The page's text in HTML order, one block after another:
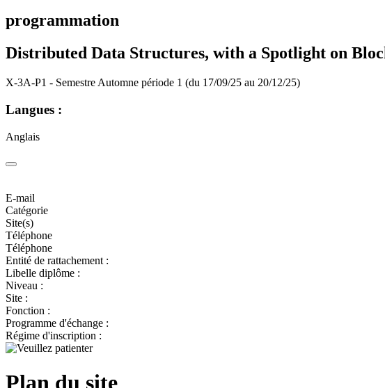
programmation
Distributed Data Structures, with a Spotlight on
X-3A-P1 - Semestre Automne période 1 (du 17/09/25 au 20/12/25)
Langues :
Anglais
E-mail
Catégorie
Site(s)
Téléphone
Téléphone
Entité de rattachement :
Libelle diplôme :
Niveau :
Site :
Fonction :
Programme d'échange :
Régime d'inscription :
Plan du site